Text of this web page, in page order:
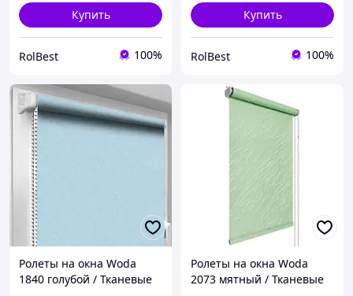
Купить
RolBest 100%
Купить
RolBest 100%
Ролеты на окна Woda
1840 голубой / Тканевые
Ролеты на окна Woda
2073 мятный / Тканевые